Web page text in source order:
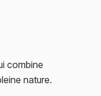
combine
nature.